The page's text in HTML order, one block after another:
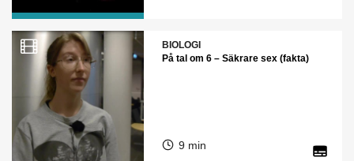
BIOLOGI
På tal om 6 – Säkrare sex (fakta)
9 min